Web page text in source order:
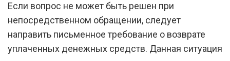
Если вопрос не может быть решен при
непосредственном обращении, следует
направить письменное требование о возврате
уплаченных денежных средств. Данная ситуация